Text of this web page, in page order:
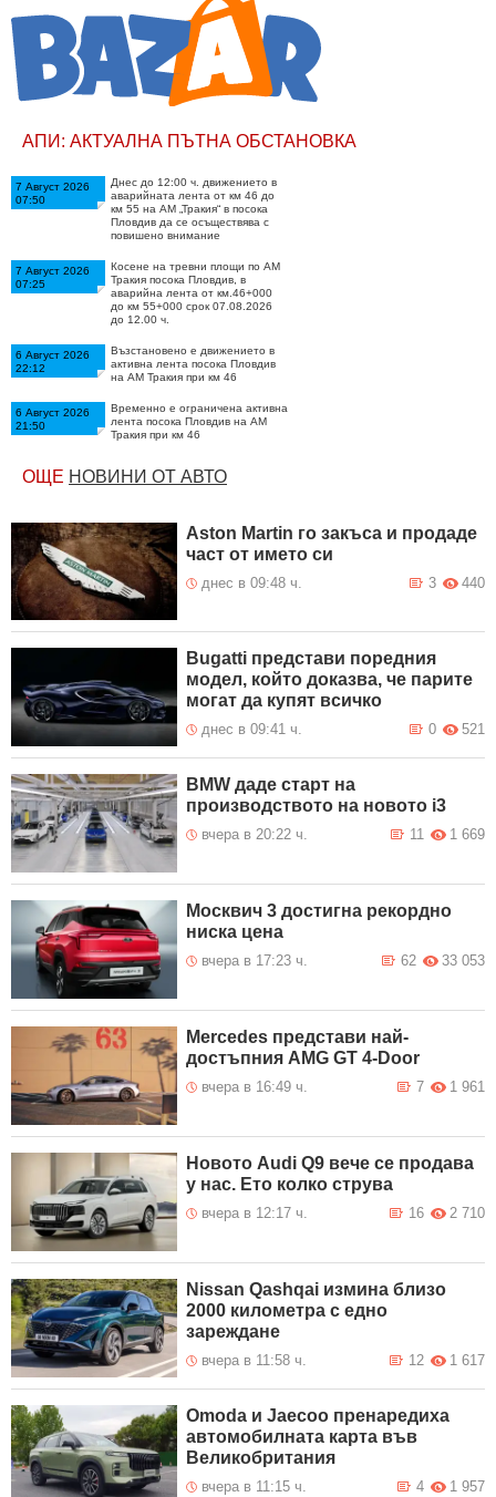
АПИ: АКТУАЛНА ПЪТНА ОБСТАНОВКА
7 Август 2026
07:50
Днес до 12:00 ч. движението в
аварийната лента от км 46 до
км 55 на АМ „Тракия“ в посока
Пловдив да се осъществява с
повишено внимание
7 Август 2026
07:25
Косене на тревни площи по АМ
Тракия посока Пловдив, в
аварийна лента от км.46+000
до км 55+000 срок 07.08.2026
до 12.00 ч.
6 Август 2026
22:12
Възстановено е движението в
активна лента посока Пловдив
на АМ Тракия при км 46
6 Август 2026
21:50
Временно е ограничена активна
лента посока Пловдив на АМ
Тракия при км 46
6 Август 2026
20:50
МПС над 12т на АМ Тракия
6 Август 2026
20:50
Възстановено е движението по
път II-16 при км 33+000 гара
Лакатник
6 Август 2026
20:50
Възстановено е движението по
път III-8402 с. Церово – с.
Виноградец
движението по път II-16 и в
двете посоки Искърско дефиле
при Гара Лакатник
6 Август 2026
18:25
Бюлетин за 06.08.2026 17:30
ОЩЕ НОВИНИ ОТ АВТО
Aston Martin го закъса и продаде
част от името си
днес в 09:48 ч. 440
3
Bugatti представи поредния
модел, който доказва, че парите
могат да купят всичко
днес в 09:41 ч. 521
0
BMW даде старт на
производството на новото i3
вчера в 20:22 ч. 1 669
11
Москвич 3 достигна рекордно
ниска цена
вчера в 17:23 ч. 33 053
62
Mercedes представи най-
достъпния AMG GT 4-Door
вчера в 16:49 ч. 1 961
7
Новото Audi Q9 вече се продава
у нас. Ето колко струва
вчера в 12:17 ч. 2 710
16
Nissan Qashqai измина близо
2000 километра с едно
зареждане
вчера в 11:58 ч. 1 617
12
Omoda и Jaecoo пренаредиха
автомобилната карта във
Великобритания
вчера в 11:15 ч. 1 957
4